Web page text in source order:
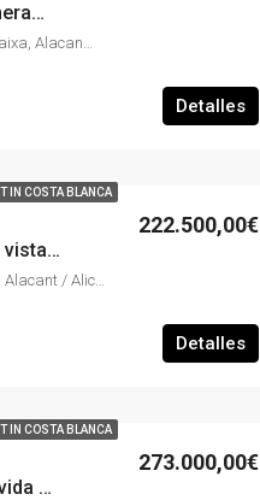
TE19-0389 – Exclusivo apartamento en primera línea de Playa de Levante con vistas panorámicas al mar, licencia turística y garaje en Benidorm
Avenida de Madrid, Racó de l'Oix, Benidorm, la Marina Baixa, Alacant / Alicante, Comunitat Valenciana, 03503, España
Detalles
IN COSTA BLANCA
TE19-0386 – Apartamento reformado con vistas despejadas, piscina y garaje en Sierra Helada, Benidorm
222.500,00€
Residencial Sierra Helada, Benidorm, la Marina Baixa, Alacant / Alicante, Comunitat Valenciana, España
Detalles
IN COSTA BLANCA
TE19-0375 – Vistas abiertas, luz infinita y vida mediterránea a 700 metros del mar en Cala de Villajoyosa
273.000,00€